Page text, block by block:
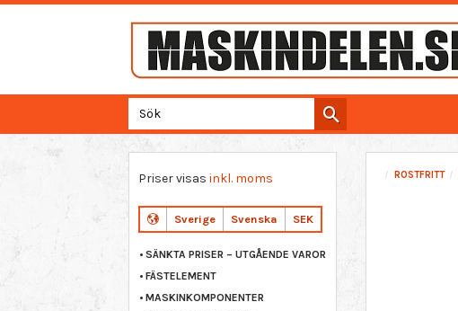
ROSTFRITT
Priser visas inkl. moms
Sverige Svenska SEK
SÄNKTA PRISER – UTGÅENDE VAROR
FÄSTELEMENT
MASKINKOMPONENTER